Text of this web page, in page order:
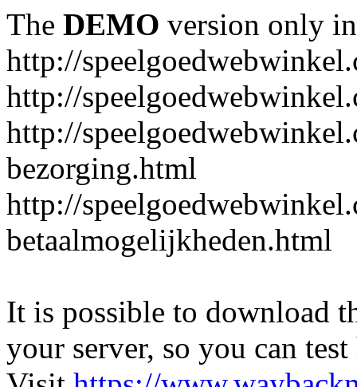
The DEMO version only
http://
http://
http://
bezorging.html
http://
betaalmogelijkheden.html
It is possible to download
your server, so you can